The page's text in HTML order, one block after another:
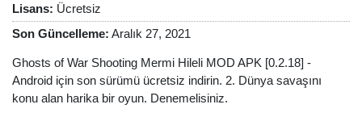
Lisans: Ücretsiz
Son Güncelleme: Aralık 27, 2021
Ghosts of War Shooting Mermi Hileli MOD APK [0.2.18] -
Android için son sürümü ücretsiz indirin. 2. Dünya savaşını
konu alan harika bir oyun. Denemelisiniz.